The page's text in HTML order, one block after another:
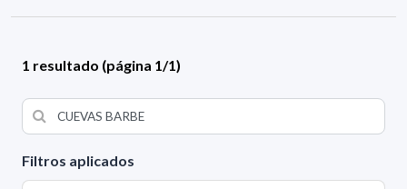
Filtros aplicados
1 resultado (página 1/1)